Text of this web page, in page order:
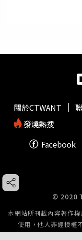
關於CTWANT
發燒熱搜
Facebook
© 2020
本網站所刊載內容著作
使用，他人非經授權